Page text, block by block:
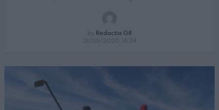
by Redactia GR
21/05/2020, 16:34